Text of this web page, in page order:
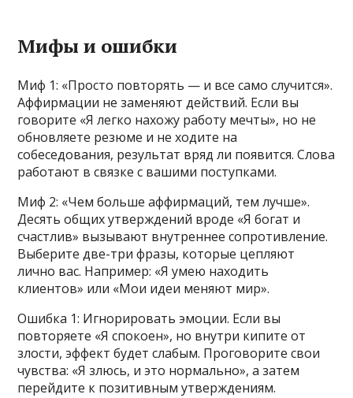
Мифы и ошибки
Миф 1: «Просто повторять — и все само случится».
Аффирмации не заменяют действий. Если вы
говорите «Я легко нахожу работу мечты», но не
обновляете резюме и не ходите на
собеседования, результат вряд ли появится. Слова
работают в связке с вашими поступками.
Миф 2: «Чем больше аффирмаций, тем лучше».
Десять общих утверждений вроде «Я богат и
счастлив» вызывают внутреннее сопротивление.
Выберите две-три фразы, которые цепляют
лично вас. Например: «Я умею находить
клиентов» или «Мои идеи меняют мир».
Ошибка 1: Игнорировать эмоции. Если вы
повторяете «Я спокоен», но внутри кипите от
злости, эффект будет слабым. Проговорите свои
чувства: «Я злюсь, и это нормально», а затем
перейдите к позитивным утверждениям.